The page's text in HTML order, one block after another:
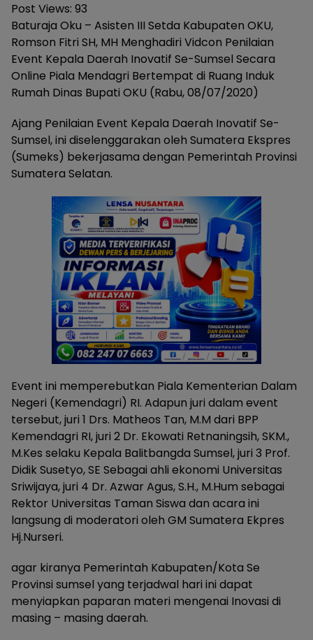
Post Views: 93
Baturaja Oku – Asisten III Setda Kabupaten OKU,
Romson Fitri SH, MH Menghadiri Vidcon Penilaian
Event Kepala Daerah Inovatif Se-Sumsel Secara
Online Piala Mendagri Bertempat di Ruang Induk
Rumah Dinas Bupati OKU (Rabu, 08/07/2020)
Ajang Penilaian Event Kepala Daerah Inovatif Se-
Sumsel, ini diselenggarakan oleh Sumatera Ekspres
(Sumeks) bekerjasama dengan Pemerintah Provinsi
Sumatera Selatan.
Event ini memperebutkan Piala Kementerian Dalam
Negeri (Kemendagri) RI. Adapun juri dalam event
tersebut, juri 1 Drs. Matheos Tan, M.M dari BPP
Kemendagri RI, juri 2 Dr. Ekowati Retnaningsih, SKM.,
M.Kes selaku Kepala Balitbangda Sumsel, juri 3 Prof.
Didik Susetyo, SE Sebagai ahli ekonomi Universitas
Sriwijaya, juri 4 Dr. Azwar Agus, S.H., M.Hum sebagai
Rektor Universitas Taman Siswa dan acara ini
langsung di moderatori oleh GM Sumatera Ekpres
Hj.Nurseri.
agar kiranya Pemerintah Kabupaten/Kota Se
Provinsi sumsel yang terjadwal hari ini dapat
menyiapkan paparan materi mengenai Inovasi di
masing – masing daerah.